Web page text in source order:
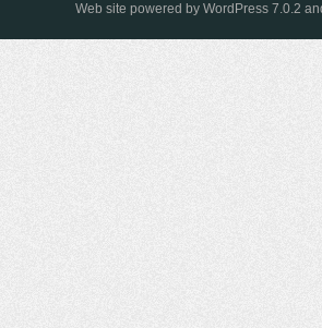
Web site powered by WordPress 7.0.2